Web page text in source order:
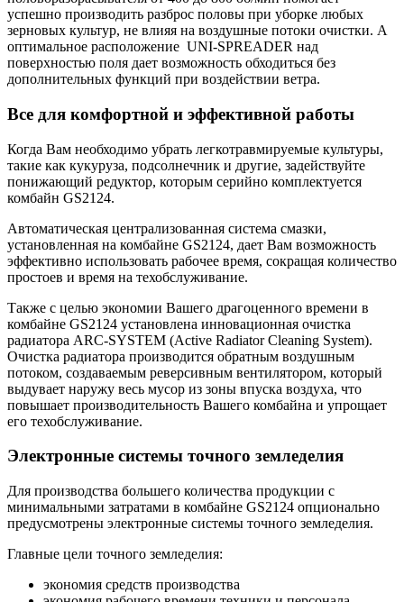
успешно производить разброс половы при уборке любых
зерновых культур, не влияя на воздушные потоки очистки. А
оптимальное расположение UNI-SPREADER над
поверхностью поля дает возможность обходиться без
дополнительных функций при воздействии ветра.
Все для комфортной и эффективной работы
Когда Вам необходимо убрать легкотравмируемые культуры,
такие как кукуруза, подсолнечник и другие, задействуйте
понижающий редуктор, которым серийно комплектуется
комбайн GS2124.
Автоматическая централизованная система смазки,
установленная на комбайне GS2124, дает Вам возможность
эффективно использовать рабочее время, сокращая количество
простоев и время на техобслуживание.
Также с целью экономии Вашего драгоценного времени в
комбайне GS2124 установлена инновационная очистка
радиатора ARC-SYSTEM (Active Radiator Cleaning System).
Очистка радиатора производится обратным воздушным
потоком, создаваемым реверсивным вентилятором, который
выдувает наружу весь мусор из зоны впуска воздуха, что
повышает производительность Вашего комбайна и упрощает
его техобслуживание.
Электронные системы точного земледелия
Для производства большего количества продукции с
минимальными затратами в комбайне GS2124 опционально
предусмотрены электронные системы точного земледелия.
Главные цели точного земледелия:
экономия средств производства